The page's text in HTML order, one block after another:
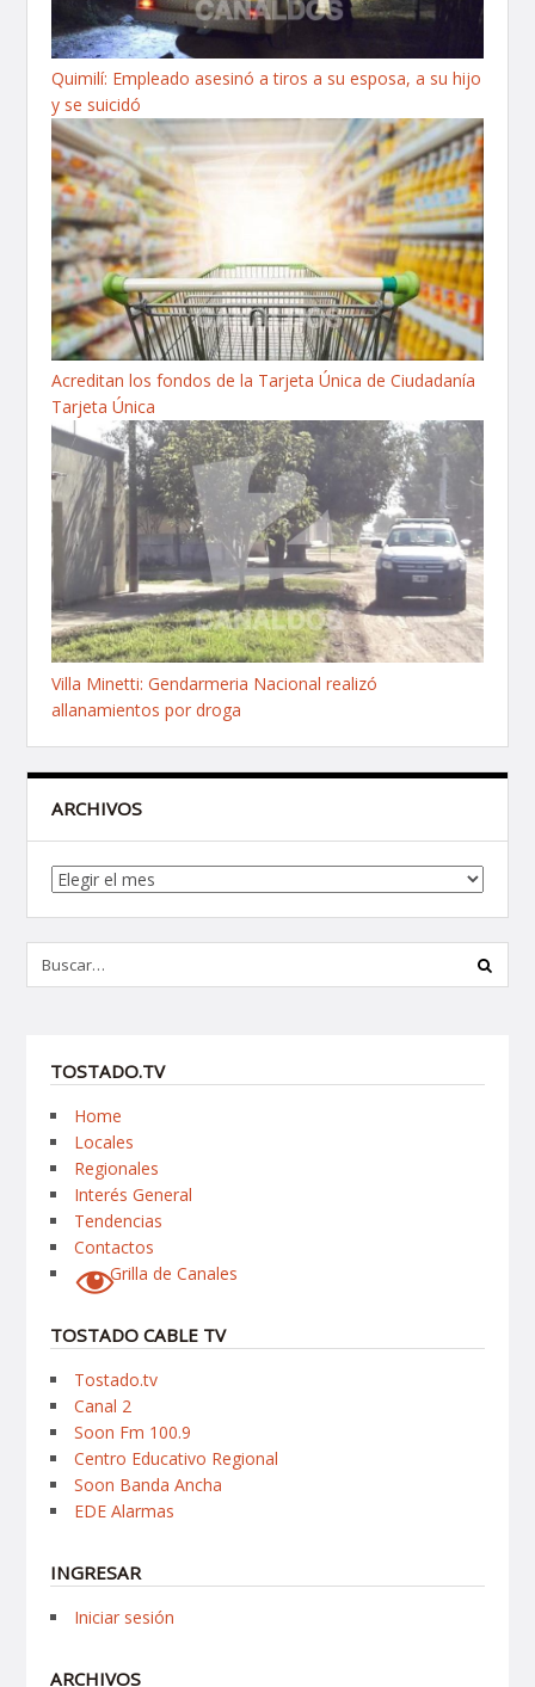
Quimilí: Empleado asesinó a tiros a su esposa, a su hijo
y se suicidó
Acreditan los fondos de la Tarjeta Única de Ciudadanía
Tarjeta Única
Villa Minetti: Gendarmeria Nacional realizó
allanamientos por droga
ARCHIVOS
Archivos
TOSTADO.TV
Home
Locales
Regionales
Interés General
Tendencias
Contactos
Grilla de Canales
TOSTADO CABLE TV
Tostado.tv
Canal 2
Soon Fm 100.9
Centro Educativo Regional
Soon Banda Ancha
EDE Alarmas
INGRESAR
Iniciar sesión
ARCHIVOS